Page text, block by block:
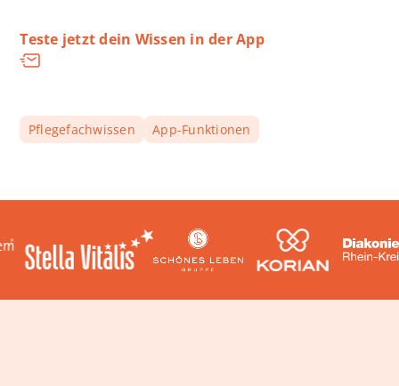
Teste jetzt dein Wissen in der App
Pflegefachwissen App-Funktionen